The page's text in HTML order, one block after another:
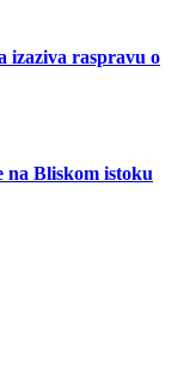
izaziva raspravu o
na Bliskom istoku